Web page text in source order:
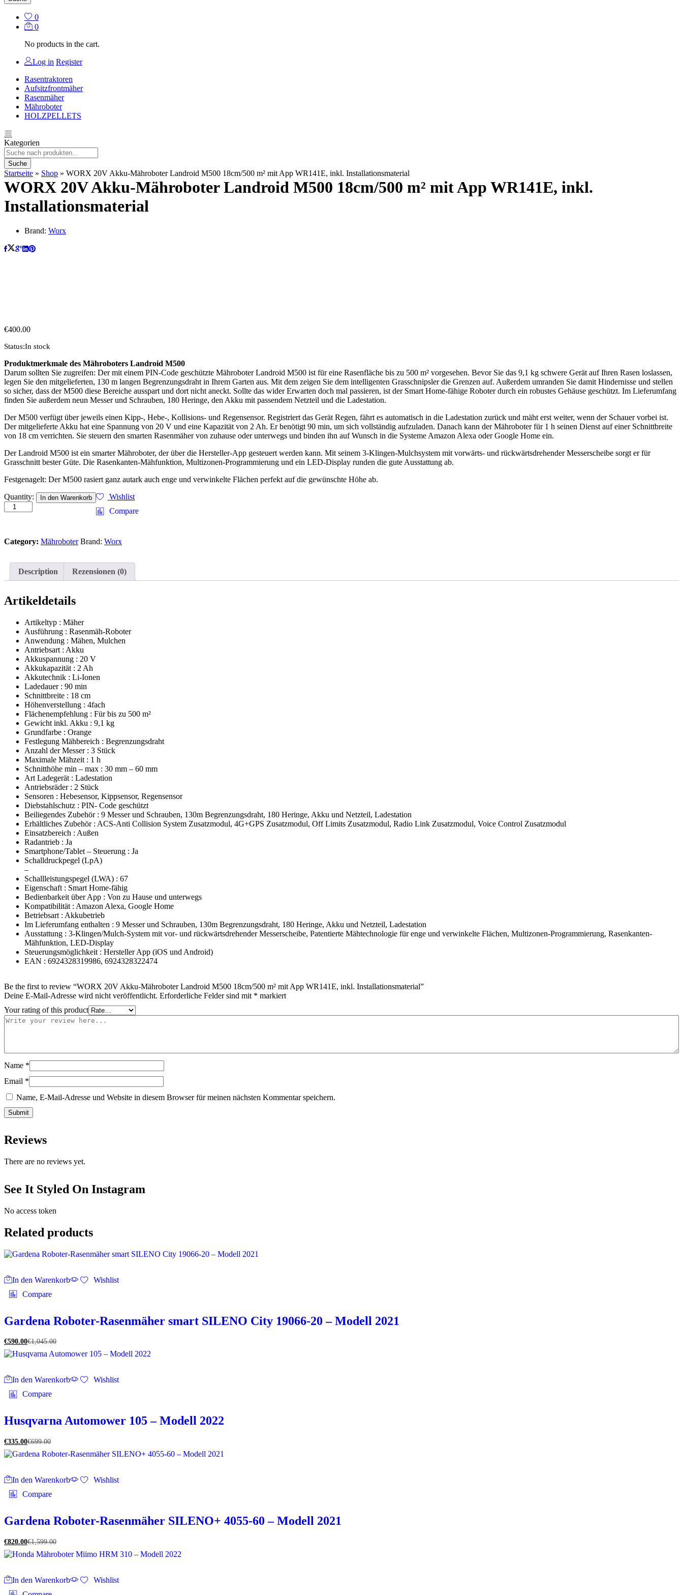
0
0
No products in the cart.
Log in Register
Rasentraktoren
Aufsitzfrontmäher
Rasenmäher
Mähroboter
HOLZPELLETS
Kategorien
Suche
Startseite » Shop » WORX 20V Akku-Mähroboter Landroid M500 18cm/500 m² mit App WR141E, inkl. Installationsmaterial
WORX 20V Akku-Mähroboter Landroid M500 18cm/500 m² mit App WR141E, inkl.
Installationsmaterial
Brand: Worx
€400.00
Status:In stock
Produktmerkmale des Mähroboters Landroid M500
Darum sollten Sie zugreifen: Der mit einem PIN-Code geschützte Mähroboter Landroid M500 ist für eine Rasenfläche bis zu 500 m² vorgesehen. Bevor Sie das 9,1 kg schwere Gerät auf Ihren Rasen loslassen,
legen Sie den mitgelieferten, 130 m langen Begrenzungsdraht in Ihrem Garten aus. Mit dem zeigen Sie dem intelligenten Grasschnipsler die Grenzen auf. Außerdem umranden Sie damit Hindernisse und stellen
so sicher, dass der M500 diese Bereiche ausspart und dort nicht aneckt. Sollte das wider Erwarten doch mal passieren, ist der Smart Home-fähige Roboter durch ein robustes Gehäuse geschützt. Im Lieferumfang
finden Sie außerdem neun Messer und Schrauben, 180 Heringe, den Akku mit passendem Netzteil und die Ladestation.
Der M500 verfügt über jeweils einen Kipp-, Hebe-, Kollisions- und Regensensor. Registriert das Gerät Regen, fährt es automatisch in die Ladestation zurück und mäht erst weiter, wenn der Schauer vorbei ist.
Der mitgelieferte Akku hat eine Spannung von 20 V und eine Kapazität von 2 Ah. Er benötigt 90 min, um sich vollständig aufzuladen. Danach kann der Mähroboter für 1 h seinen Dienst auf einer Schnittbreite
von 18 cm verrichten. Sie steuern den smarten Rasenmäher von zuhause oder unterwegs und binden ihn auf Wunsch in die Systeme Amazon Alexa oder Google Home ein.
Der Landroid M500 ist ein smarter Mähroboter, der über die Hersteller-App gesteuert werden kann. Mit seinem 3-Klingen-Mulchsystem mit vorwärts- und rückwärtsdrehender Messerscheibe sorgt er für
Grasschnitt bester Güte. Die Rasenkanten-Mähfunktion, Multizonen-Programmierung und ein LED-Display runden die gute Ausstattung ab.
Festgenagelt: Der M500 rasiert ganz autark auch enge und verwinkelte Flächen perfekt auf die gewünschte Höhe ab.
WORX
20V
Akku-
M500
App
inkl.
Installationsmaterial
Quantity: In den Warenkorb
Wishlist
Compare
Category: Mähroboter Brand: Worx
Description Rezensionen (0)
Artikeldetails
Artikeltyp : Mäher
Ausführung : Rasenmäh-Roboter
Anwendung : Mähen, Mulchen
Antriebsart : Akku
Akkuspannung : 20 V
Akkukapazität : 2 Ah
Akkutechnik : Li-Ionen
Ladedauer : 90 min
Schnittbreite : 18 cm
Höhenverstellung : 4fach
Flächenempfehlung : Für bis zu 500 m²
Gewicht inkl. Akku : 9,1 kg
Grundfarbe : Orange
Festlegung Mähbereich : Begrenzungsdraht
Anzahl der Messer : 3 Stück
Maximale Mähzeit : 1 h
Schnitthöhe min – max : 30 mm – 60 mm
Art Ladegerät : Ladestation
Antriebsräder : 2 Stück
Sensoren : Hebesensor, Kippsensor, Regensensor
Diebstahlschutz : PIN- Code geschützt
Beiliegendes Zubehör : 9 Messer und Schrauben, 130m Begrenzungsdraht, 180 Heringe, Akku und Netzteil, Ladestation
Erhältliches Zubehör : ACS-Anti Collision System Zusatzmodul, 4G+GPS Zusatzmodul, Off Limits Zusatzmodul, Radio Link Zusatzmodul, Voice Control Zusatzmodul
Einsatzbereich : Außen
Radantrieb : Ja
Smartphone/Tablet – Steuerung : Ja
Schalldruckpegel (LpA)
–
Schallleistungspegel (LWA) : 67
Eigenschaft : Smart Home-fähig
Bedienbarkeit über App : Von zu Hause und unterwegs
Kompatibilität : Amazon Alexa, Google Home
Betriebsart : Akkubetrieb
Im Lieferumfang enthalten : 9 Messer und Schrauben, 130m Begrenzungsdraht, 180 Heringe, Akku und Netzteil, Ladestation
Ausstattung : 3-Klingen/Mulch-System mit vor- und rückwärtsdrehender Messerscheibe, Patentierte Mähtechnologie für enge und verwinkelte Flächen, Multizonen-Programmierung, Rasenkanten-
Mähfunktion, LED-Display
Steuerungsmöglichkeit : Hersteller App (iOS und Android)
EAN : 6924328319986, 6924328322474
Be the first to review “WORX 20V Akku-Mähroboter Landroid M500 18cm/500 m² mit App WR141E, inkl. Installationsmaterial”
Deine E-Mail-Adresse wird nicht veröffentlicht. Erforderliche Felder sind mit * markiert
Your rating of this product
Name *
Email *
Name, E-Mail-Adresse und Website in diesem Browser für meinen nächsten Kommentar speichern.
Reviews
There are no reviews yet.
See It Styled On Instagram
No access token
Related products
In den Warenkorb
Wishlist
Compare
Gardena Roboter-Rasenmäher smart SILENO City 19066-20 – Modell 2021
€590.00€1,045.00
In den Warenkorb
Wishlist
Compare
Husqvarna Automower 105 – Modell 2022
€335.00€699.00
In den Warenkorb
Wishlist
Compare
Gardena Roboter-Rasenmäher SILENO+ 4055-60 – Modell 2021
€820.00€1,599.00
In den Warenkorb
Wishlist